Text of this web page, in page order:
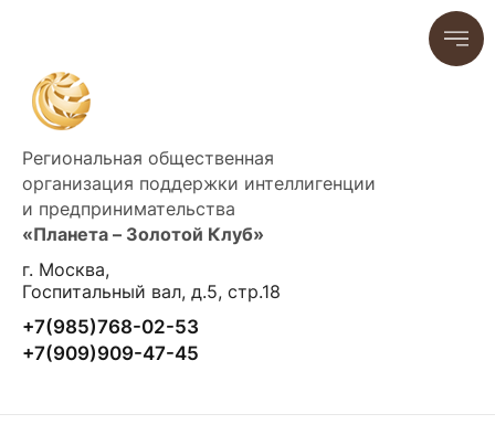
Региональная общественная
организация поддержки интеллигенции
и предпринимательства
«Планета – Золотой Клуб»
г. Москва,
Госпитальный вал, д.5, стр.18
+7(985)768-02-53
+7(909)909-47-45